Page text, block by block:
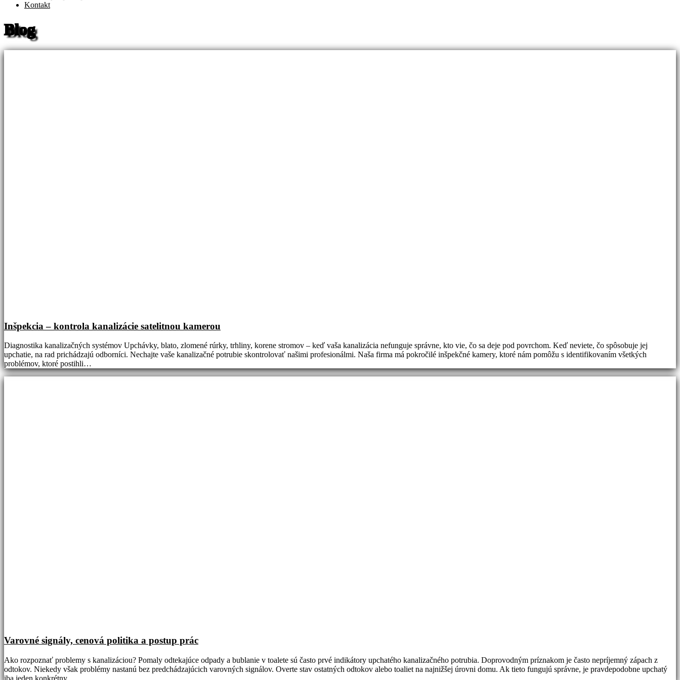
Kontakt
Blog
Inšpekcia – kontrola kanalizácie satelitnou kamerou
Diagnostika kanalizačných systémov Upchávky, blato, zlomené rúrky, trhliny, korene stromov – keď vaša kanalizácia nefunguje správne, kto vie, čo sa deje pod povrchom. Keď neviete, čo spôsobuje jej
upchatie, na rad prichádzajú odborníci. Nechajte vaše kanalizačné potrubie skontrolovať našimi profesionálmi. Naša firma má pokročilé inšpekčné kamery, ktoré nám pomôžu s identifikovaním všetkých
problémov, ktoré postihli…
Varovné signály, cenová politika a postup prác
Ako rozpoznať problemy s kanalizáciou? Pomaly odtekajúce odpady a bublanie v toalete sú často prvé indikátory upchatého kanalizačného potrubia. Doprovodným príznakom je často nepríjemný zápach z
odtokov. Niekedy však problémy nastanú bez predchádzajúcich varovných signálov. Overte stav ostatných odtokov alebo toaliet na najnižšej úrovni domu. Ak tieto fungujú správne, je pravdepodobne upchatý
iba jeden konkrétny…